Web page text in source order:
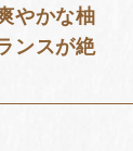
やかな柚
ンスが絶